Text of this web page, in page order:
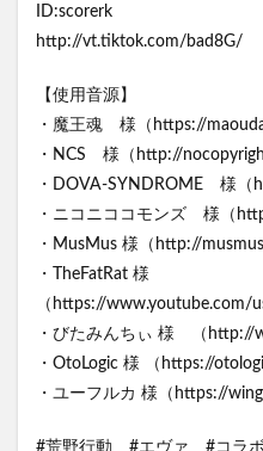
ID:scorerk
http://vt.tiktok.com/bad8G/
【使用音源】
・魔王魂 様（https://
・NCS 様（http://
・DOVA-SYNDROME 様（
・ニコニココモンズ 様（
・MusMus 様（http://
・TheFatRat 様
（https://www.youtube.com/
・びたみんちぃ 様 （http://
・OtoLogic 様 （https://
・ユーフルカ 様（https://